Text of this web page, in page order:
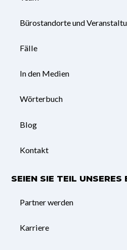
Bürostandorte und
Fälle
In den Medien
Wörterbuch
Blog
Kontakt
SEIEN SIE TEIL UNSERES
Partner werden
Karriere